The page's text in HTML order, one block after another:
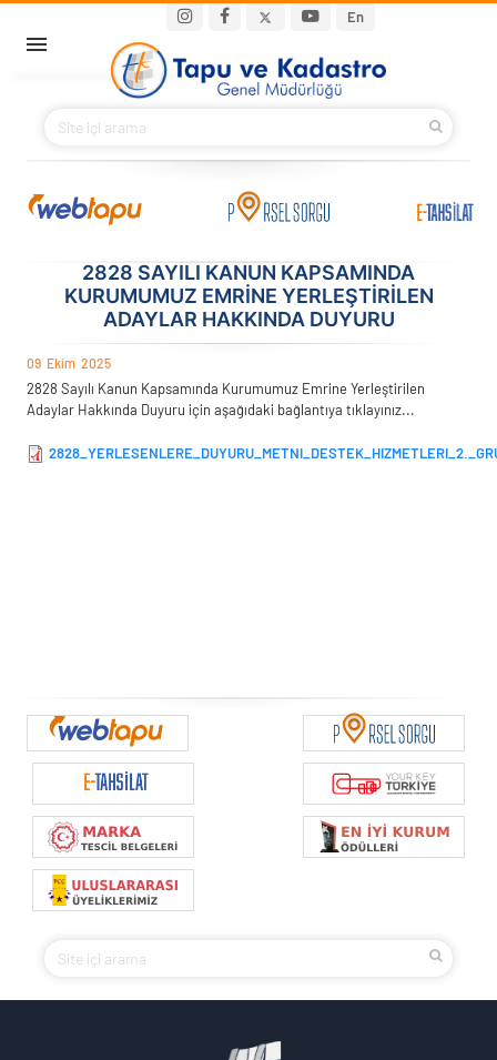
En
Main navigation
BAKANIMIZ
KURUMSAL
PROJELER
E-HİZMETLER
İLETIŞIM
2828 SAYILI KANUN KAPSAMINDA
KURUMUMUZ EMRINE YERLEŞTIRILEN
ADAYLAR HAKKINDA DUYURU
09 Ekim 2025
2828 Sayılı Kanun Kapsamında Kurumumuz Emrine Yerleştirilen
Adaylar Hakkında Duyuru için aşağıdaki bağlantıya tıklayınız...